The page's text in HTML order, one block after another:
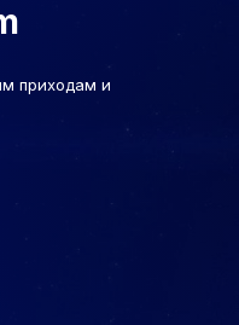
приходам и